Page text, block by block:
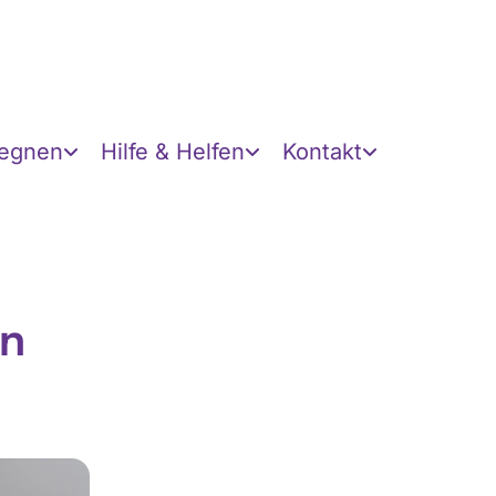
Hilfe & Helfen Kontakt